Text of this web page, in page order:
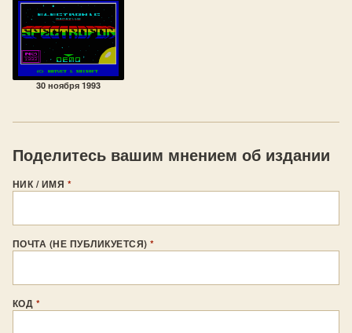
30 ноября 1993
Поделитесь вашим мнением об издании
НИК / ИМЯ *
ПОЧТА (НЕ ПУБЛИКУЕТСЯ)*
КОД *